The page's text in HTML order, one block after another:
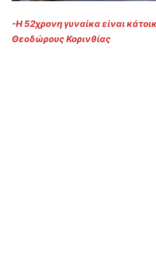
-Η 52χρονη γυναίκα είναι
Θεοδώρους Κορινθίας